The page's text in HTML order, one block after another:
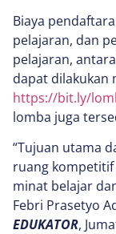
Biaya
pelajaran, dan
pelajaran,
dapat dilakukan
https://bit.ly/
lomba juga
“Tujuan utama
ruang
minat belajar
Febri Prasetyo
EDUKATOR,